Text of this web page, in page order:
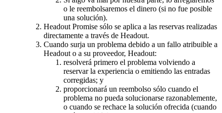
o le reembolsaremos el dinero (si no fue posible
una solución).
Headout Promise sólo se aplica a las reservas realizadas
directamente a través de Headout.
Cuando surja un problema debido a un fallo atribuible a
Headout o a su proveedor, Headout:
resolverá primero el problema volviendo a
reservar la experiencia o emitiendo las entradas
corregidas; y
proporcionará un reembolso sólo cuando el
problema no pueda solucionarse razonablemente,
o cuando se rechace la solución ofrecida (cuando